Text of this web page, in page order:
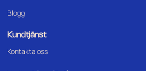
Blogg
Kundtjänst
Kontakta oss